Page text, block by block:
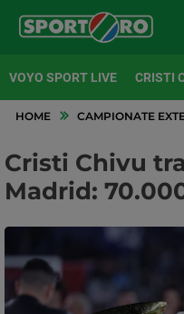
VOYO SPORT LIVE CRISTI
HOME CAMPIONATE
Cristi Chivu
Madrid: